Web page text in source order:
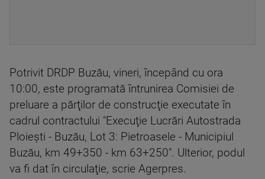
Potrivit DRDP Buzău, vineri, începând cu ora
10:00, este programată întrunirea Comisiei de
preluare a părţilor de construcţie executate în
cadrul contractului "Execuţie Lucrări Autostrada
Ploieşti - Buzău, Lot 3: Pietroasele - Municipiul
Buzău, km 49+350 - km 63+250". Ulterior, podul
va fi dat în circulaţie, scrie Agerpres.